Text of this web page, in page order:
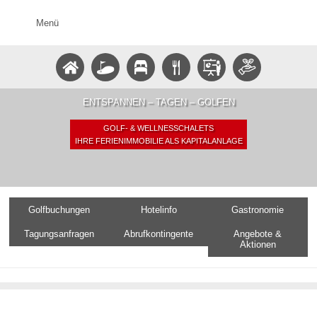
Menü
ENTSPANNEN – TAGEN – GOLFEN
GOLF- & WELLNESSCHALETS
IHRE FERIENIMMOBILIE ALS KAPITALANLAGE
Golfbuchungen Hotelinfo Gastronomie
Tagungsanfragen Abrufkontingente
Angebote &
Aktionen